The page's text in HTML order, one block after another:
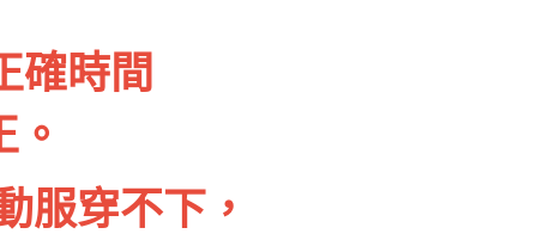
確時間
服穿不下，